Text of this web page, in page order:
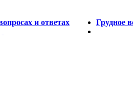
и ответах Грудное